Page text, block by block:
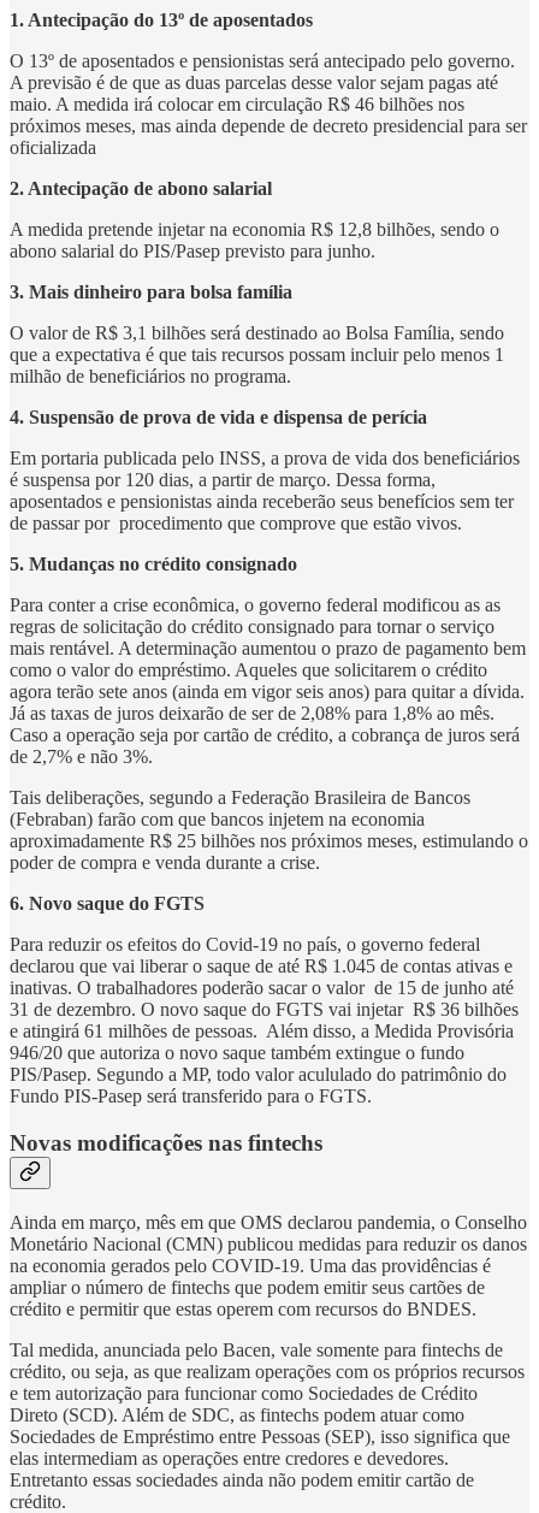
1. Antecipação do 13º de aposentados
O 13º de aposentados e pensionistas será antecipado pelo governo.
A previsão é de que as duas parcelas desse valor sejam pagas até
maio. A medida irá colocar em circulação R$ 46 bilhões nos
próximos meses, mas ainda depende de decreto presidencial para ser
oficializada
2. Antecipação de abono salarial
A medida pretende injetar na economia R$ 12,8 bilhões, sendo o
abono salarial do PIS/Pasep previsto para junho.
3. Mais dinheiro para bolsa família
O valor de R$ 3,1 bilhões será destinado ao Bolsa Família, sendo
que a expectativa é que tais recursos possam incluir pelo menos 1
milhão de beneficiários no programa.
4. Suspensão de prova de vida e dispensa de perícia
Em portaria publicada pelo INSS, a prova de vida dos beneficiários
é suspensa por 120 dias, a partir de março. Dessa forma,
aposentados e pensionistas ainda receberão seus benefícios sem ter
de passar por procedimento que comprove que estão vivos.
5. Mudanças no crédito consignado
Para conter a crise econômica, o governo federal modificou as as
regras de solicitação do crédito consignado para tornar o serviço
mais rentável. A determinação aumentou o prazo de pagamento bem
como o valor do empréstimo. Aqueles que solicitarem o crédito
agora terão sete anos (ainda em vigor seis anos) para quitar a dívida.
Já as taxas de juros deixarão de ser de 2,08% para 1,8% ao mês.
Caso a operação seja por cartão de crédito, a cobrança de juros será
de 2,7% e não 3%.
Tais deliberações, segundo a Federação Brasileira de Bancos
(Febraban) farão com que bancos injetem na economia
aproximadamente R$ 25 bilhões nos próximos meses, estimulando o
poder de compra e venda durante a crise.
6. Novo saque do FGTS
Para reduzir os efeitos do Covid-19 no país, o governo federal
declarou que vai liberar o saque de até R$ 1.045 de contas ativas e
inativas. O trabalhadores poderão sacar o valor de 15 de junho até
31 de dezembro. O novo saque do FGTS vai injetar R$ 36 bilhões
e atingirá 61 milhões de pessoas. Além disso, a Medida Provisória
946/20 que autoriza o novo saque também extingue o fundo
PIS/Pasep. Segundo a MP, todo valor acululado do patrimônio do
Fundo PIS-Pasep será transferido para o FGTS.
Novas modificações nas fintechs
Ainda em março, mês em que OMS declarou pandemia, o Conselho
Monetário Nacional (CMN) publicou medidas para reduzir os danos
na economia gerados pelo COVID-19. Uma das providências é
ampliar o número de fintechs que podem emitir seus cartões de
crédito e permitir que estas operem com recursos do BNDES.
Tal medida, anunciada pelo Bacen, vale somente para fintechs de
crédito, ou seja, as que realizam operações com os próprios recursos
e tem autorização para funcionar como Sociedades de Crédito
Direto (SCD). Além de SDC, as fintechs podem atuar como
Sociedades de Empréstimo entre Pessoas (SEP), isso significa que
elas intermediam as operações entre credores e devedores.
Entretanto essas sociedades ainda não podem emitir cartão de
crédito.